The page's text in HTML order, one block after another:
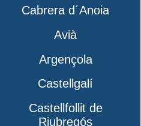
Cabrera d´Anoia
Avià
Argençola
Castellgalí
Castellfollit de
Riubregós